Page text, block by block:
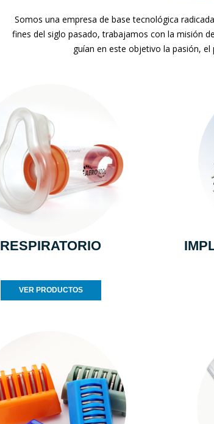
Somos una empresa de base tecnológica
fines del siglo pasado, trabajamos con la misión
guían en este objetivo la pasión,
RESPIRATORIO
VER PRODUCTOS